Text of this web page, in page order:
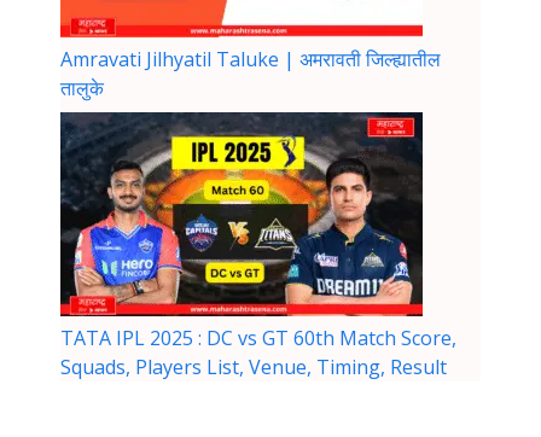
Amravati Jilhyatil Taluke | अमरावती जिल्ह्यातील
तालुके
TATA IPL 2025 : DC vs GT 60th Match Score,
Squads, Players List, Venue, Timing, Result